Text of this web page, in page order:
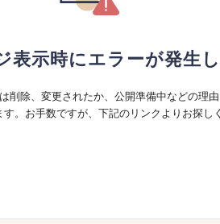
表示時にエラーが発生し
削除、変更されたか、公開準備中などの理
。お手数ですが、下記のリンクよりお探し